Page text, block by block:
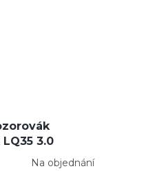
3.0
Na objednání